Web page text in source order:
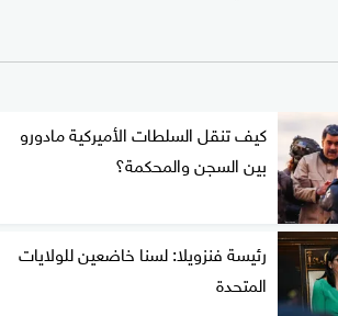
كيف تنقل السلطات الأميركية مادورو
بين السجن والمحكمة؟
رئيسة فنزويلا: لسنا خاضعين للولايات
المتحدة